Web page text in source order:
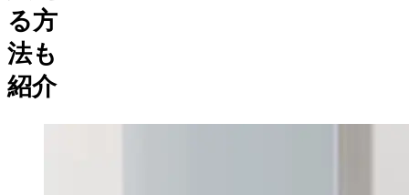
る方
法も
紹介